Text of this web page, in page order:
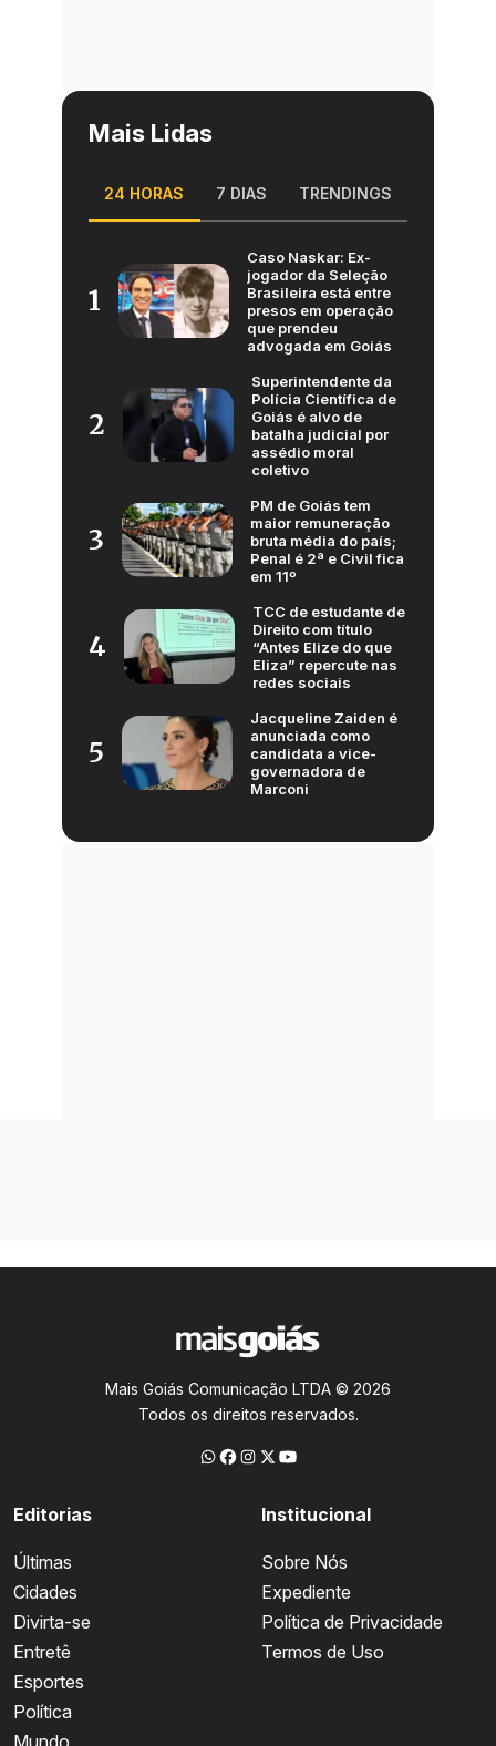
Mais Lidas
24 HORAS 7 DIAS TRENDINGS
1
Caso Naskar: Ex-
jogador da Seleção
Brasileira está entre
presos em operação
que prendeu
advogada em Goiás
2
Superintendente da
Polícia Científica de
Goiás é alvo de
batalha judicial por
assédio moral
coletivo
3
PM de Goiás tem
maior remuneração
bruta média do país;
Penal é 2ª e Civil fica
em 11º
4
TCC de estudante de
Direito com título
“Antes Elize do que
Eliza” repercute nas
redes sociais
5
Jacqueline Zaiden é
anunciada como
candidata a vice-
governadora de
Marconi
Mais Goiás Comunicação LTDA © 2026
Todos os direitos reservados.
Editorias
Últimas
Cidades
Divirta-se
Entretê
Esportes
Política
Institucional
Sobre Nós
Expediente
Política de Privacidade
Termos de Uso